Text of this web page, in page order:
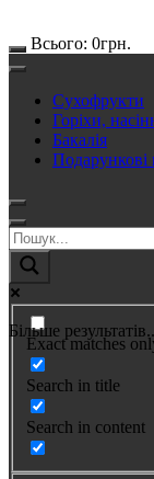
Всього: 0грн.
Сухофрукти
Горіхи,
Бакалія
Подарункові
Більше
Exact matches
Search in title
Search in content